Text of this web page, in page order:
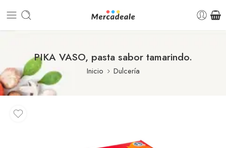
PIKA VASO, pasta sabor tamarindo.
Inicio Dulcería